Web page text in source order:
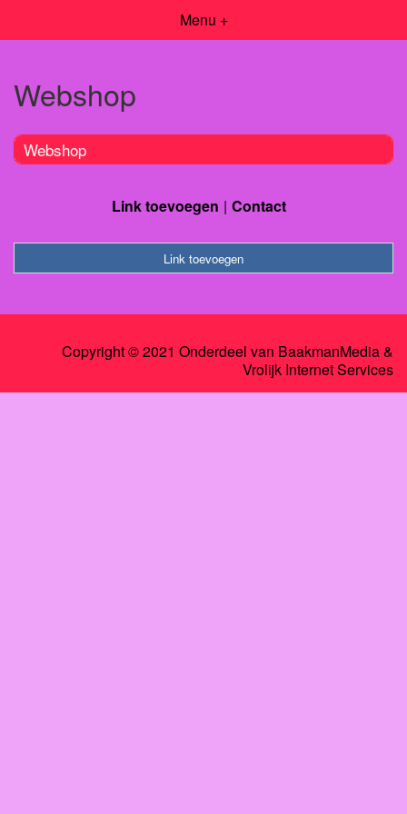
Menu +
Webshop
Webshop
Link toevoegen Contact
Link toevoegen
Copyright © 2021 Onderdeel van BaakmanMedia&
Vrolijk Internet Services